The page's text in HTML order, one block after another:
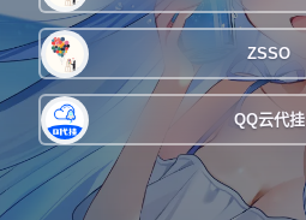
ZSSO
QQ云代挂